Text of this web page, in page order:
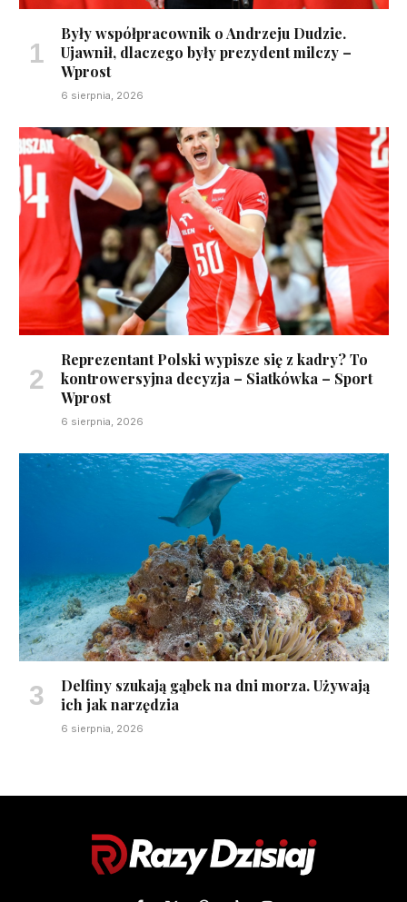
Były współpracownik o Andrzeju Dudzie.
Ujawnił, dlaczego były prezydent milczy –
Wprost
6 sierpnia, 2026
Reprezentant Polski wypisze się z kadry? To
kontrowersyjna decyzja – Siatkówka – Sport
Wprost
6 sierpnia, 2026
Delfiny szukają gąbek na dni morza. Używają
ich jak narzędzia
6 sierpnia, 2026